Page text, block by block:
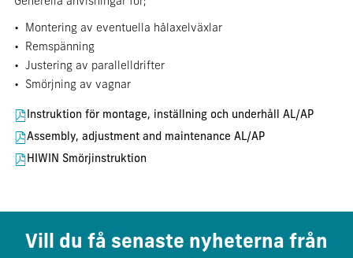
• Montering av eventuella hålaxelväxlar
• Remspänning
• Justering av parallelldrifter
• Smörjning av vagnar
Instruktion för montage, inställning och underhåll AL/AP
Assembly, adjustment and maintenance AL/AP
HIWIN Smörjinstruktion
Vill du få senaste nyheterna från